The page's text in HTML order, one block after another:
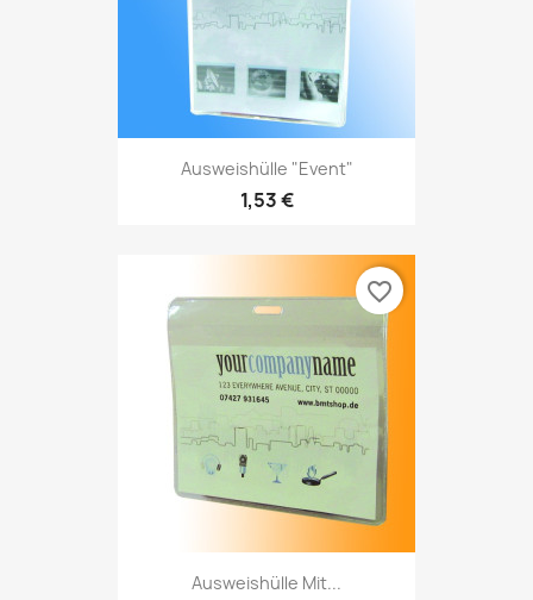
Ausweishülle "Event"
1,53 €
Ausweishülle Mit...
favorite_border